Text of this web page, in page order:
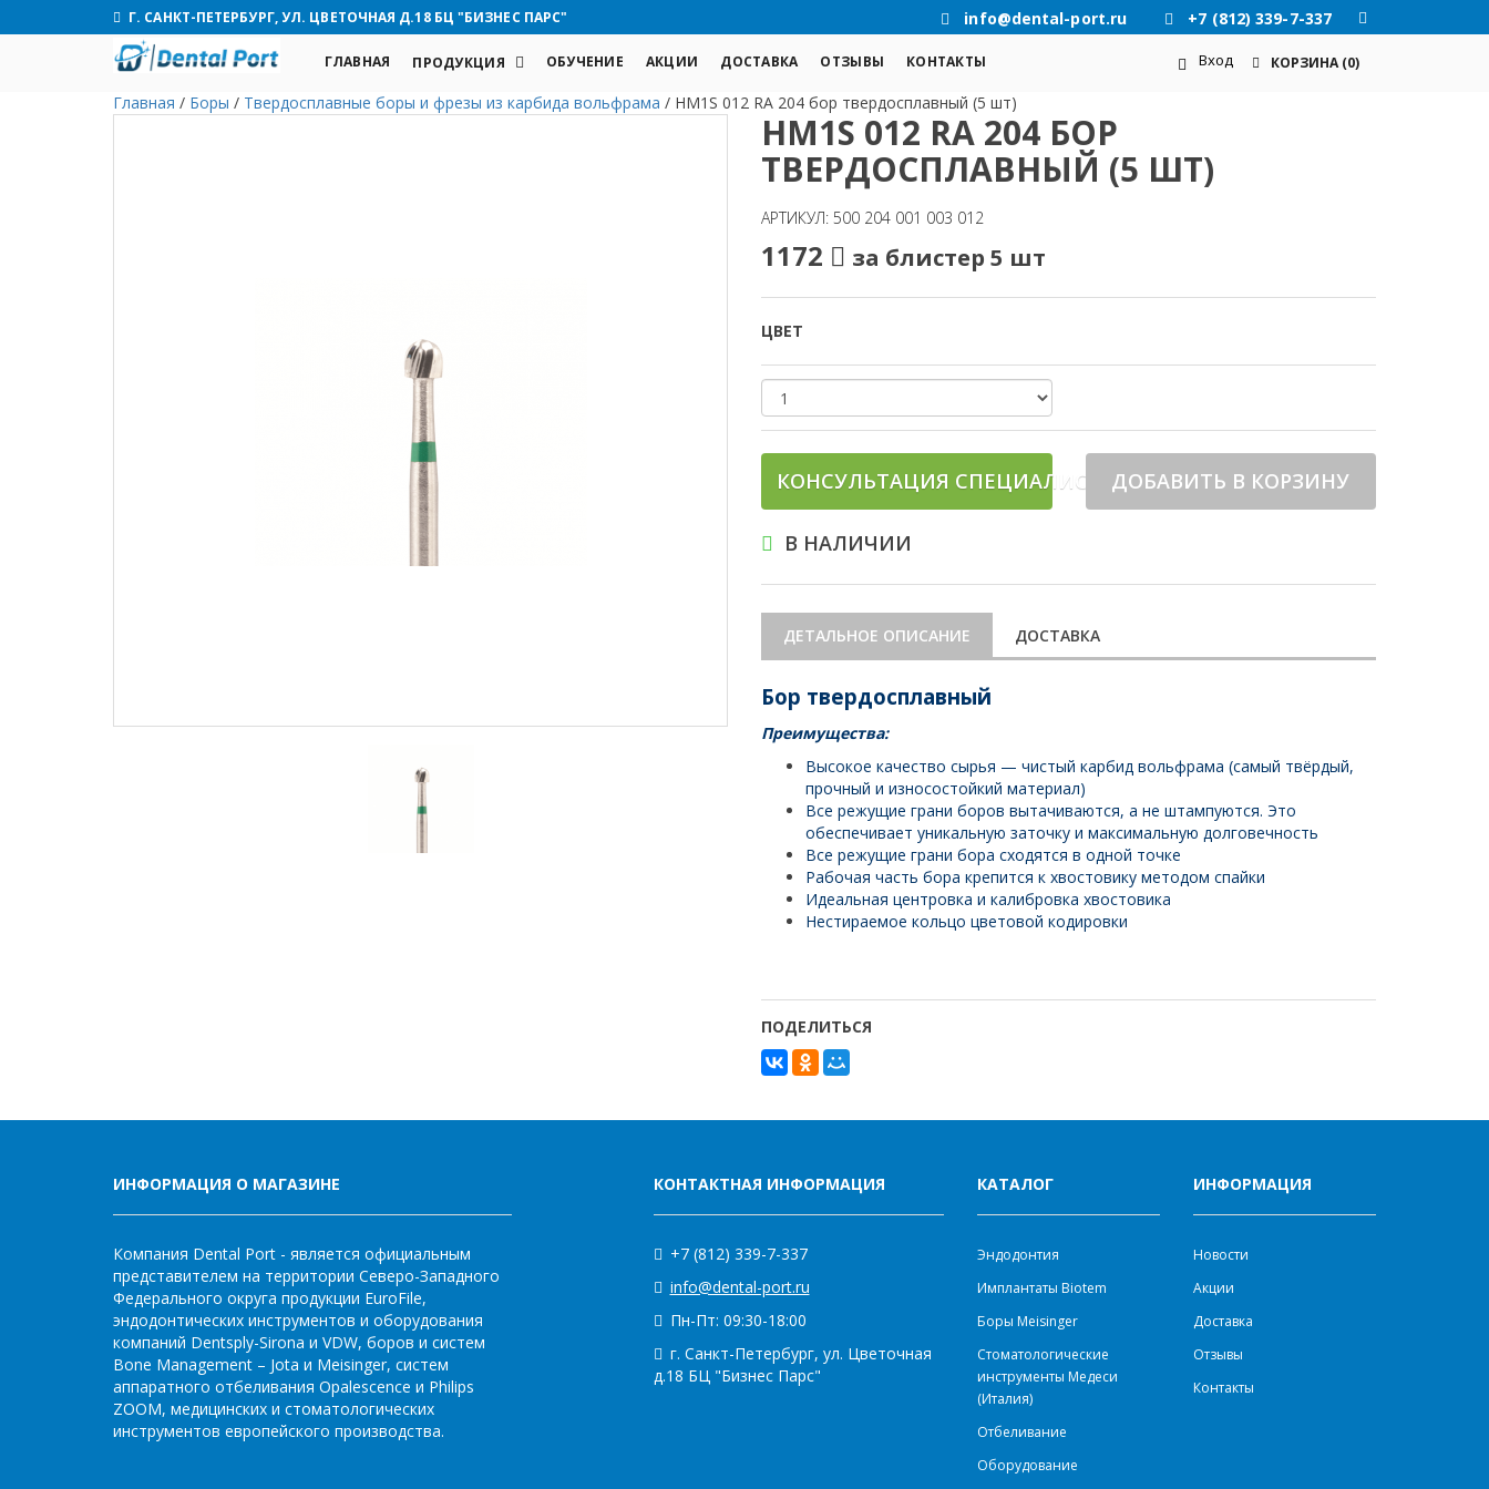
Г. САНКТ-ПЕТЕРБУРГ, УЛ. ЦВЕТОЧНАЯ Д.18 БЦ "БИЗНЕС ПАРС" info@dental-port.ru +7 (812) 339-7-337
ГЛАВНАЯ ПРОДУКЦИЯ ОБУЧЕНИЕ АКЦИИ ДОСТАВКА ОТЗЫВЫ КОНТАКТЫ Вход КОРЗИНА (0)
Главная / Боры / Твердосплавные боры и фрезы из карбида вольфрама / HM1S 012 RA 204 бор твердосплавный (5 шт)
HM1S 012 RA 204 БОР
ТВЕРДОСПЛАВНЫЙ (5 ШТ)
АРТИКУЛ: 500 204 001 003 012
1172 за блистер 5 шт
ЦВЕТ
КОНСУЛЬТАЦИЯ СПЕЦИАЛИСТАДОБАВИТЬ В КОРЗИНУ
В НАЛИЧИИ
ДЕТАЛЬНОЕ ОПИСАНИЕ ДОСТАВКА
Бор твердосплавный
Преимущества:
Высокое качество сырья — чистый карбид вольфрама (самый твёрдый,
прочный и износостойкий материал)
Все режущие грани боров вытачиваются, а не штампуются. Это
обеспечивает уникальную заточку и максимальную долговечность
Все режущие грани бора сходятся в одной точке
Рабочая часть бора крепится к хвостовику методом спайки
Идеальная центровка и калибровка хвостовика
Нестираемое кольцо цветовой кодировки
ПОДЕЛИТЬСЯ
ИНФОРМАЦИЯ О МАГАЗИНЕ
Компания Dental Port - является официальным
представителем на территории Северо-Западного
Федерального округа продукции EuroFile,
эндодонтических инструментов и оборудования
компаний Dentsply-Sirona и VDW, боров и систем
Bone Management – Jota и Meisinger, систем
аппаратного отбеливания Opalescence и Philips
ZOOM, медицинских и стоматологических
инструментов европейского производства.
КОНТАКТНАЯ ИНФОРМАЦИЯ
+7 (812) 339-7-337
info@dental-port.ru
Пн-Пт: 09:30-18:00
г. Санкт-Петербург, ул. Цветочная
д.18 БЦ "Бизнес Парс"
КАТАЛОГ
Эндодонтия
Имплантаты Biotem
Боры Meisinger
Стоматологические
инструменты Медеси
(Италия)
Отбеливание
Оборудование
ИНФОРМАЦИЯ
Новости
Акции
Доставка
Отзывы
Контакты